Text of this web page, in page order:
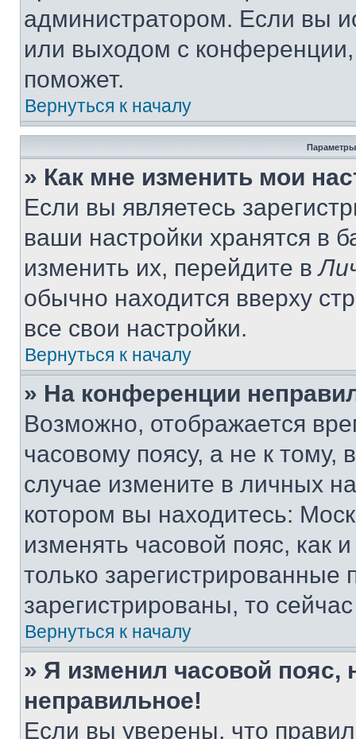
администратором. Если вы
или выходом с
поможет.
Вернуться к началу
Параметры
» Как мне изменить мои
Если вы являетесь
ваши настройки хранятся в
изменить их, перейдите в
обычно находится вверху
все свои настройки.
Вернуться к началу
» На конференции
Возможно, отображается
часовому поясу, а не к тому,
случае измените в личных
котором вы находитесь:
изменять часовой пояс, как
только
зарегистрированы, то
Вернуться к началу
» Я изменил часовой пояс,
неправильное!
Если вы уверены, что